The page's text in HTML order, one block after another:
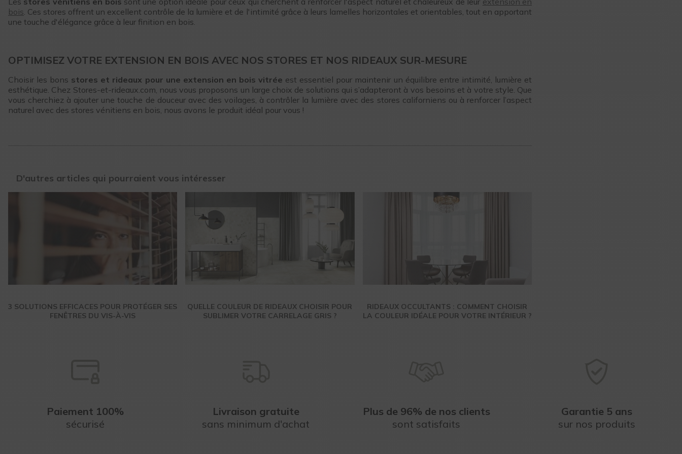
bois . Ces stores offrent un excellent contrôle de la lumière et de l'intimité grâce à leurs lamelles horizontales et orientables, tout en apportant
une touche d'élégance grâce à leur finition en bois.
OPTIMISEZ VOTRE EXTENSION EN BOIS AVEC NOS STORES ET NOS RIDEAUX SUR-MESURE
Choisir les bons stores et rideaux pour une extension en bois vitrée est essentiel pour maintenir un équilibre entre intimité, lumière et
esthétique. Chez Stores-et-rideaux.com, nous vous proposons un large choix de solutions qui s’adapteront à vos besoins et à votre style. Que
vous cherchiez à ajouter une touche de douceur avec des voilages, à contrôler la lumière avec des stores californiens ou à renforcer l’aspect
naturel avec des stores vénitiens en bois, nous avons le produit idéal pour vous !
D'autres articles qui pourraient vous intéresser
3 SOLUTIONS EFFICACES POUR PROTÉGER SES
FENÊTRES DU VIS-À-VIS
QUELLE COULEUR DE RIDEAUX CHOISIR POUR
SUBLIMER VOTRE CARRELAGE GRIS ?
RIDEAUX OCCULTANTS : COMMENT CHOISIR
LA COULEUR IDÉALE POUR VOTRE INTÉRIEUR ?
Paiement 100%
sécurisé
Livraison gratuite
sans minimum d'achat
Plus de 96% de nos clients
sont satisfaits
Garantie 5 ans
sur nos produits